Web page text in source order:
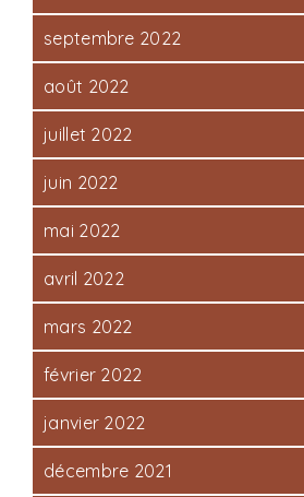
septembre 2022
août 2022
juillet 2022
juin 2022
mai 2022
avril 2022
mars 2022
février 2022
janvier 2022
décembre 2021